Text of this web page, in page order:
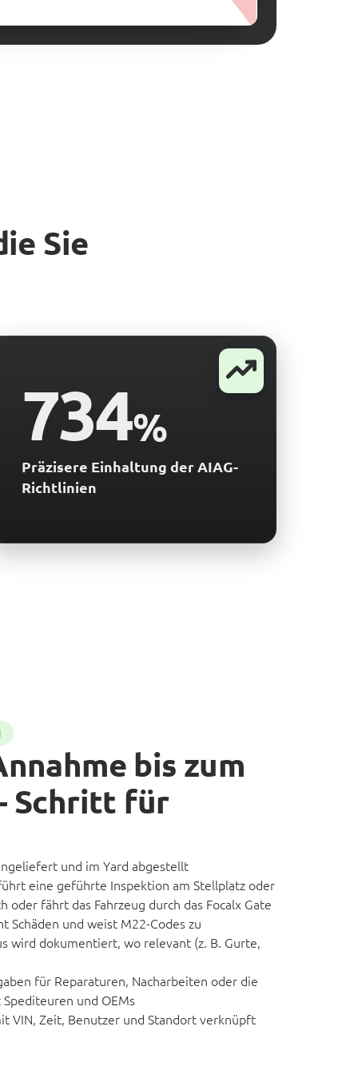
Sie
734%
Präzisere Einhaltung der AIAG-
Richtlinien
bis zum
Schritt für
und im Yard abgestellt
eine geführte Inspektion am Stellplatz oder
oder fährt das Fahrzeug durch das Focalx Gate
Schäden und weist M22-Codes zu
wird dokumentiert, wo relevant (z. B. Gurte,
für Reparaturen, Nacharbeiten oder die
und OEMs
VIN, Zeit, Benutzer und Standort verknüpft